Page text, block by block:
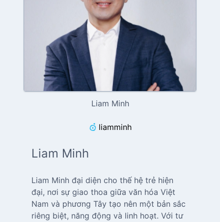
Liam Minh
liamminh
Liam Minh
Liam Minh đại diện cho thế hệ trẻ hiện
đại, nơi sự giao thoa giữa văn hóa Việt
Nam và phương Tây tạo nên một bản sắc
riêng biệt, năng động và linh hoạt. Với tư